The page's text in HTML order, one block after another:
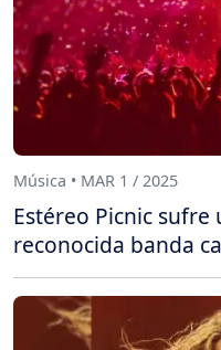
Música • MAR 1 / 2025
Estéreo Picnic
reconocida banda